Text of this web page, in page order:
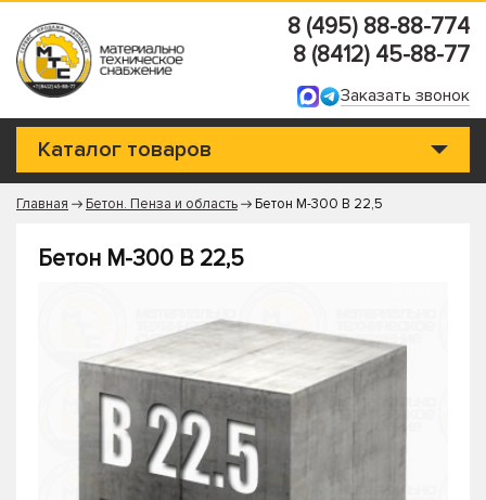
8 (495) 88-88-774
8 (8412) 45-88-77
Заказать звонок
Каталог товаров
Главная Бетон. Пенза и область Бетон М-300 В 22,5
Бетон М-300 В 22,5